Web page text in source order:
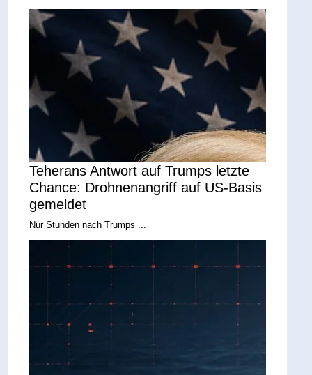
Teherans Antwort auf Trumps letzte
Chance: Drohnenangriff auf US-Basis
gemeldet
Nur Stunden nach Trumps ...